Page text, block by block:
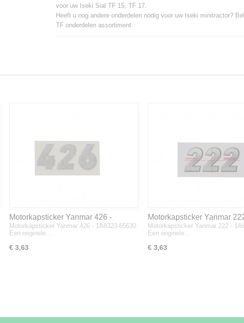
voor uw Iseki Sial TF 15, TF 17.
Heeft u nog andere onderdelen nodig voor uw Iseki minitractor?
TF onderdelen assortiment.
Motorkapsticker Yanmar 426 -
1A8323-65630
Motorkapsticker Yanmar 426 - 1A8323-65630
Een originele…
€ 3,63
Motorkapsticker Yanmar
1A8333-65610
Motorkapsticker Yanmar 222 -
Een originele…
€ 3,63